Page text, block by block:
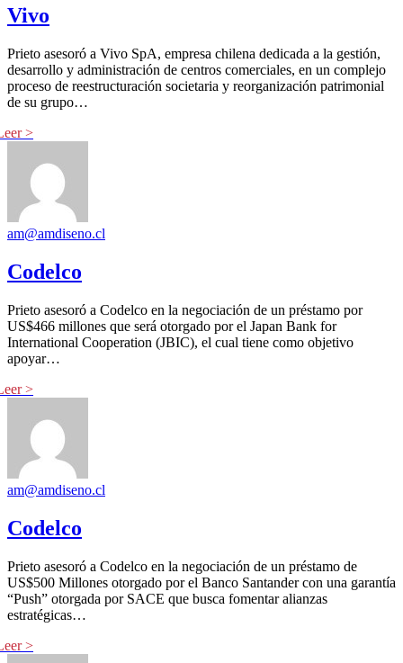
Vivo
Prieto asesoró a Vivo SpA, empresa chilena dedicada a la gestión,
desarrollo y administración de centros comerciales, en un complejo
proceso de reestructuración societaria y reorganización patrimonial
de su grupo…
am@amdiseno.cl
Codelco
Prieto asesoró a Codelco en la negociación de un préstamo por
US$466 millones que será otorgado por el Japan Bank for
International Cooperation (JBIC), el cual tiene como objetivo
apoyar…
am@amdiseno.cl
Codelco
Prieto asesoró a Codelco en la negociación de un préstamo de
US$500 Millones otorgado por el Banco Santander con una garantía
“Push” otorgada por SACE que busca fomentar alianzas
estratégicas…